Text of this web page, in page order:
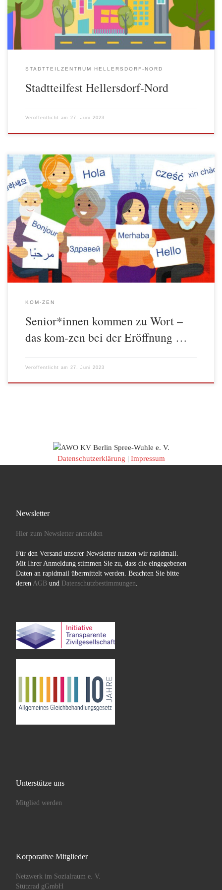
Schminken, Essen und Getränke, Kochbus, Grillen, Waffeln und
[…]
STADTTEILZENTRUM HELLERSDORF-NORD
Stadtteilfest Hellersdorf-Nord
Veröffentlicht am 27. Juni 2023
Im Herbst 2022 erlebte das Interkulturelle Sofa seine Premiere auf
dem Mehringplatz in Kreuzberg. Das ist eine mobiles Angebot des
kom-zen Kompetenzzentrum Interkulturelle Öffnung der
Altenhilfe und der Berliner Seniorenvertretungen. Das wandernde
Wohnzimmer möchte älteren Menschen in Berlin die Möglichkeit
zum Austausch sowohl untereinander und als auch mit den
seniorenpolitischen […]
KOM-ZEN
Senior*innen kommen zu Wort –
das kom-zen bei der Eröffnung …
Veröffentlicht am 27. Juni 2023
Datenschutzerklärung | Impressum
Newsletter
Hier zum Newsletter anmelden
Für den Versand unserer Newsletter nutzen wir rapidmail.
Mit Ihrer Anmeldung stimmen Sie zu, dass die eingegebenen
Daten an rapidmail übermittelt werden. Beachten Sie bitte
deren AGBund Datenschutzbestimmungen
Unterstütze uns
Mitglied werden
Korporative Mitglieder
Netzwerk im Sozialraum e. V.
Stützrad gGmbH